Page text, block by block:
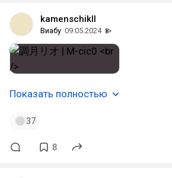
kamenschikII
Виабу 09.05.2024
Показать полностью
37
8